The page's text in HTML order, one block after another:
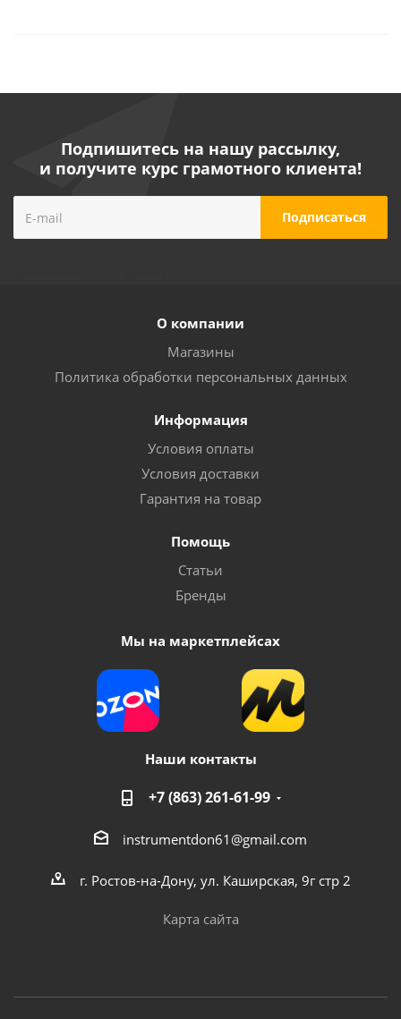
Подпишитесь на нашу рассылку,
и получите курс грамотного клиента!
О компании
Магазины
Политика обработки персональных данных
Информация
Условия оплаты
Условия доставки
Гарантия на товар
Помощь
Статьи
Бренды
Мы на маркетплейсах
Наши контакты
+7 (863) 261-61-99
instrumentdon61@gmail.com
г. Ростов-на-Дону, ул. Каширская, 9г стр 2
Карта сайта